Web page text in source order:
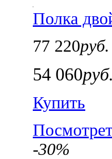
Полка
77 220руб.
54 060руб.
Купить
-30%